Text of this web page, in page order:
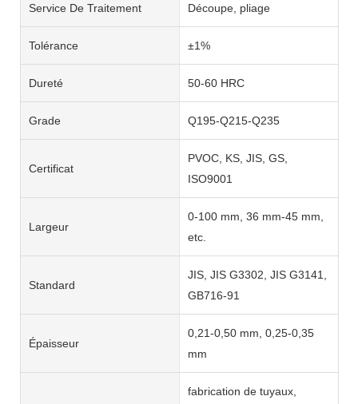
Service De Traitement Découpe, pliage
Tolérance ±1%
Dureté 50-60 HRC
Grade Q195-Q215-Q235
Certificat
PVOC, KS, JIS, GS,
ISO9001
Largeur
0-100 mm, 36 mm-45 mm,
etc.
Standard
JIS, JIS G3302, JIS G3141,
GB716-91
Épaisseur
0,21-0,50 mm, 0,25-0,35
mm
fabrication de tuyaux,